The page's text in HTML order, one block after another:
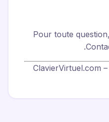
Pour toute